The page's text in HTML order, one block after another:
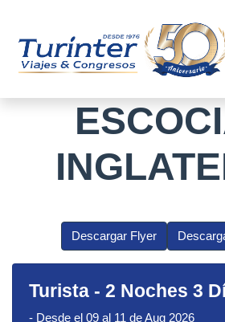
Descargar Flyer
Turista - 2 Noches 3
- Desde el 09 al 11 de Aug 2026